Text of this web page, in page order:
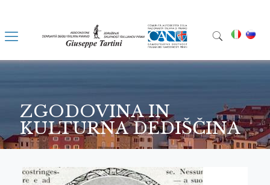
ZGODOVINA IN
KULTURNA DEDIŠČINA